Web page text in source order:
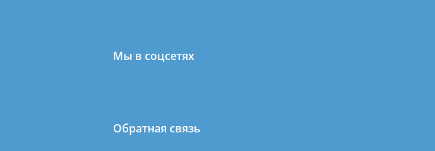
Мы в соцсетях
Обратная связь